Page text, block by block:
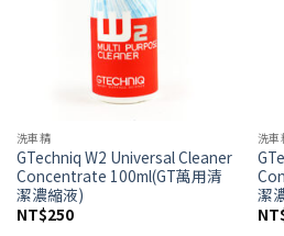
洗車精
GTechniq W2 Universal Cleaner
Concentrate 100ml(GT萬用清
潔濃縮液)
NT$250
洗車
潔